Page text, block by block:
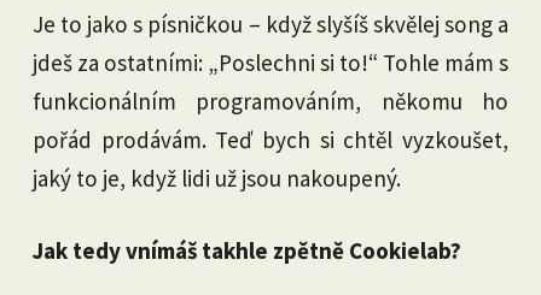
Je to jako s písničkou – když slyšíš skvělej song a
jdeš za ostatními: „Poslechni si to!“ Tohle mám s
funkcionálním programováním, někomu ho
pořád prodávám. Teď bych si chtěl vyzkoušet,
jaký to je, když lidi už jsou nakoupený.
Jak tedy vnímáš takhle zpětně Cookielab?